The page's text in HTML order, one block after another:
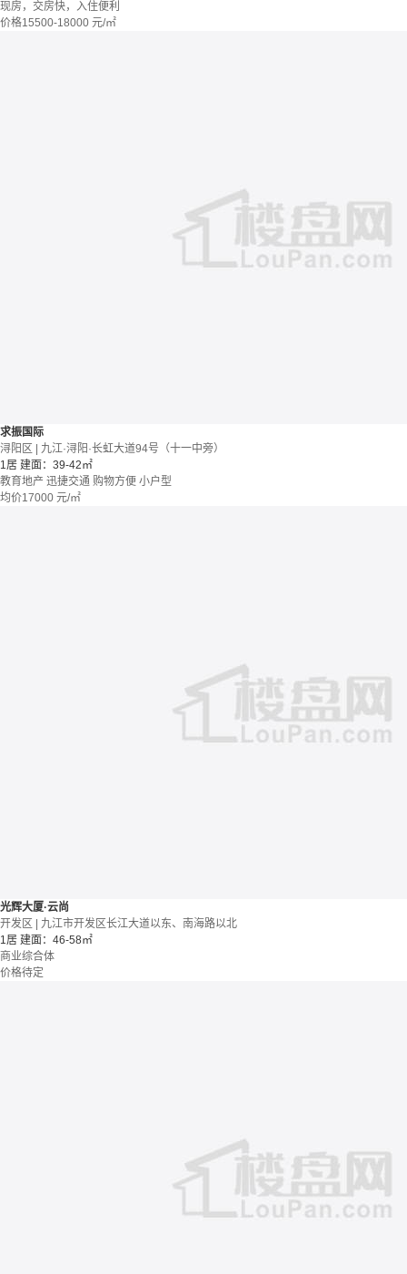
现房，交房快，入住便利
价格15500-18000 元/㎡
求振国际
浔阳区 | 九江·浔阳·长虹大道94号（十一中旁）
1居 建面：39-42㎡
教育地产 迅捷交通 购物方便 小户型
均价17000 元/㎡
光辉大厦·云尚
开发区 | 九江市开发区长江大道以东、南海路以北
1居 建面：46-58㎡
商业综合体
价格待定